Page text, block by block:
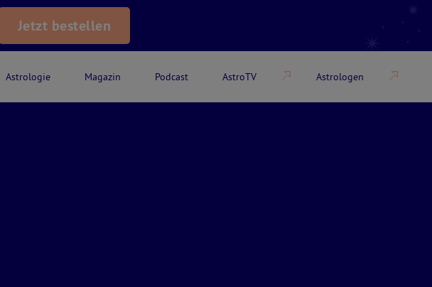
Astrologie Magazin Podcast AstroTV Astrologen
Jetzt bestellen